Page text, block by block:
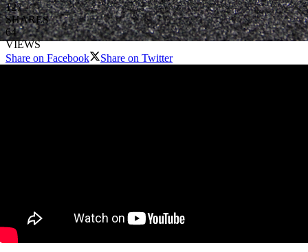
127
SHARES
64
VIEWS
Share on Facebook
Share on Twitter